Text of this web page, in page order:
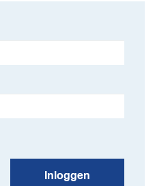
Inloggen